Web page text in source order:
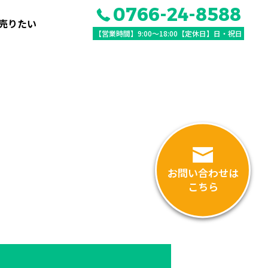
りたい 0766-24-8588
【営業時間】9:00〜18:00【定休日】日・祝日
お問い合わせは
こちら